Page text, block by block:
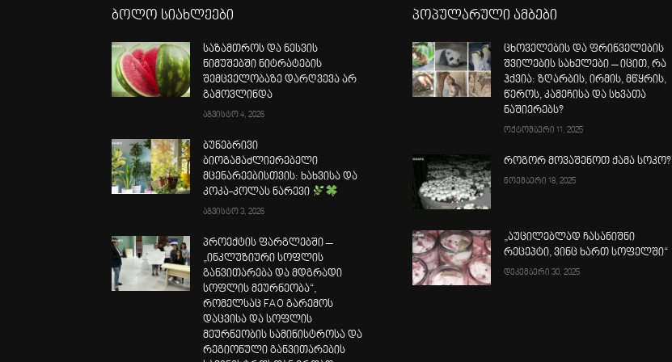
ბოლო სიახლეები
საზამთროს და ნესვის
ნიმუშებში ნიტრატების
შემცველობაზე დარღვევა არ
გამოვლინდა
აგვისტო 4, 2026
ბუნებრივი
ბიოგამაძლიერებელი
მცენარეებისთვის: ხახვისა და
კოკა-კოლას ნარევი
აგვისტო 3, 2026
პროექტის ფარგლებში –
„ინკლუზიური სოფლის
განვითარება და მდგრადი
სოფლის მეურნეობა“,
რომელსაც FAO გარემოს
დაცვისა და სოფლის
მეურნეობის სამინისტროსა და
რეგიონული განვითარების
პოპულარული ამბები
ცხოველების და ფრინველების
შვილების სახელები – იცით, რა
ჰქვია: ზღარბის, ირმის, მწყრის,
წეროს, კამეჩისა და სხვათა
ნაშიერებს?
ოქტომბერი 11, 2025
როგორ მოვაშენოთ ქამა სოკო?
ნოემბერი 18, 2025
„აუცილებლად ჩასანიშნი
რეცეპტი, ვინც ხართ სოფელში“
დეკემბერი 30, 2025